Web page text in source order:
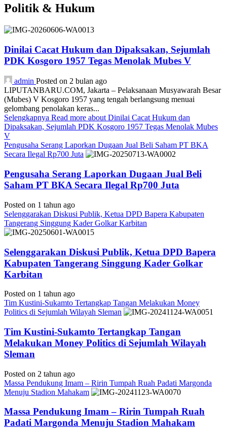
Politik & Hukum
Dinilai Cacat Hukum dan Dipaksakan, Sejumlah
PDK Kosgoro 1957 Tegas Menolak Mubes V
admin Posted on 2 bulan ago
LIPUTANBARU.COM, Jakarta – Pelaksanaan Musyawarah Besar
(Mubes) V Kosgoro 1957 yang tengah berlangsung menuai
gelombang penolakan keras...
Selengkapnya Read more about Dinilai Cacat Hukum dan
Dipaksakan, Sejumlah PDK Kosgoro 1957 Tegas Menolak Mubes
V
Pengusaha Serang Laporkan Dugaan Jual Beli Saham PT BKA
Secara Ilegal Rp700 Juta
Pengusaha Serang Laporkan Dugaan Jual Beli
Saham PT BKA Secara Ilegal Rp700 Juta
Posted on 1 tahun ago
Selenggarakan Diskusi Publik, Ketua DPD Bapera Kabupaten
Tangerang Singgung Kader Golkar Karbitan
Selenggarakan Diskusi Publik, Ketua DPD Bapera
Kabupaten Tangerang Singgung Kader Golkar
Karbitan
Posted on 1 tahun ago
Tim Kustini-Sukamto Tertangkap Tangan Melakukan Money
Politics di Sejumlah Wilayah Sleman
Tim Kustini-Sukamto Tertangkap Tangan
Melakukan Money Politics di Sejumlah Wilayah
Sleman
Posted on 2 tahun ago
Massa Pendukung Imam – Ririn Tumpah Ruah Padati Margonda
Menuju Stadion Mahakam
Massa Pendukung Imam – Ririn Tumpah Ruah
Padati Margonda Menuju Stadion Mahakam